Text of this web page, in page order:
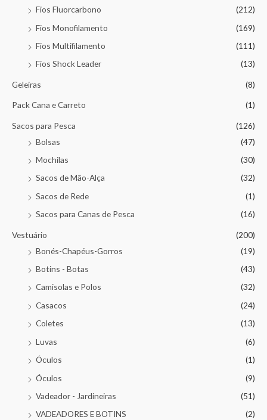
Fios Fluorcarbono
(212)
Fios Monofilamento
(169)
Fios Multifilamento
(111)
Fios Shock Leader
(13)
Geleiras (8)
Pack Cana e Carreto (1)
Sacos para Pesca
(126)
Bolsas
(47)
Mochilas
(30)
Sacos de Mão-Alça
(32)
Sacos de Rede
(1)
Sacos para Canas de Pesca
(16)
Vestuário
(200)
Bonés-Chapéus-Gorros
(19)
Botins - Botas
(43)
Camisolas e Polos
(32)
Casacos
(24)
Coletes
(13)
Luvas
(6)
Óculos
(1)
Óculos
(9)
Vadeador - Jardineiras
(51)
VADEADORES E BOTINS
(2)